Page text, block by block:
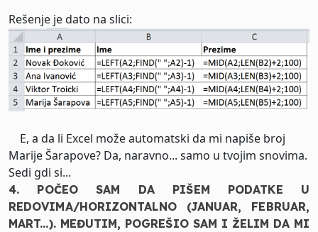
Rešenje je dato na slici:
E, a da li Excel može automatski da mi napiše broj
Marije Šarapove? Da, naravno... samo u tvojim snovima.
Sedi gdi si...
4. POČEO SAM DA PIŠEM PODATKE U
REDOVIMA/HORIZONTALNO (JANUAR, FEBRUAR,
MART...). MEĐUTIM, POGREŠIO SAM I ŽELIM DA MI